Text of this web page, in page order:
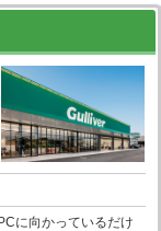
に向かっているだけ